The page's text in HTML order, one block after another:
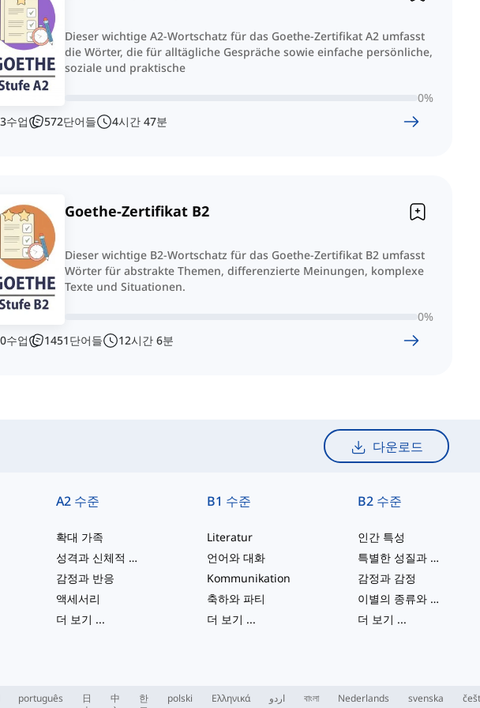
Dieser wichtige A2-Wortschatz für das Goethe-Zertifikat A2 umfasst
die Wörter, die für alltägliche Gespräche sowie einfache persönliche,
soziale und praktische
0%
수업 572단어들 4시간 47분
Goethe-Zertifikat B2
Dieser wichtige B2-Wortschatz für das Goethe-Zertifikat B2 umfasst
Wörter für abstrakte Themen, differenzierte Meinungen, komplexe
Texte und Situationen.
0%
수업 1451단어들 12시간 6분
다운로드
A2 수준
확대 가족
성격과 신체적 특징
감정과 반응
액세서리
더 보기 ...
B1 수준
Literatur
언어와 대화
Kommunikation
축하와 파티
더 보기 ...
B2 수준
인간 특성
특별한 성질과 특징
감정과 감정
이별의 종류와 관계의 끝
더 보기 ...
português
日
中
한
polski Ελληνικά اردو বাংলা Nederlands svenska